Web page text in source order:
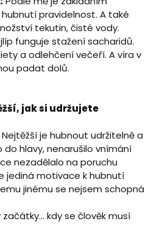
pravidelnost. A také
tekutin, čisté vody.
funguje stažení sacharidů.
a odlehčení večeří. A víra v
padat dolů.
jak si udržujete
Nejtěžší je hubnout udržitelně a
hlavy, nenarušilo vnímání
nezadělalo na poruchu
jediná motivace k hubnutí
jinému se nejsem schopná
začátky... kdy se člověk musí